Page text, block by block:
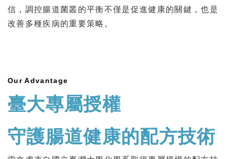
信，調控腸道菌叢的平衡不僅是促進健康的關鍵，也是
改善多種疾病的重要策略。
Our Advantage
臺大專屬授權
守護腸道健康的配方技術